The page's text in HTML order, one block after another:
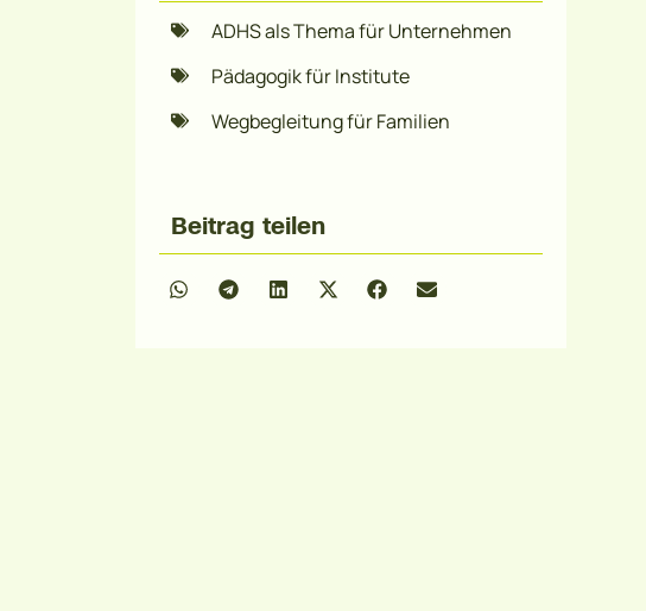
ADHS als Thema für Unternehmen
Pädagogik für Institute
Wegbegleitung für Familien
Beitrag teilen